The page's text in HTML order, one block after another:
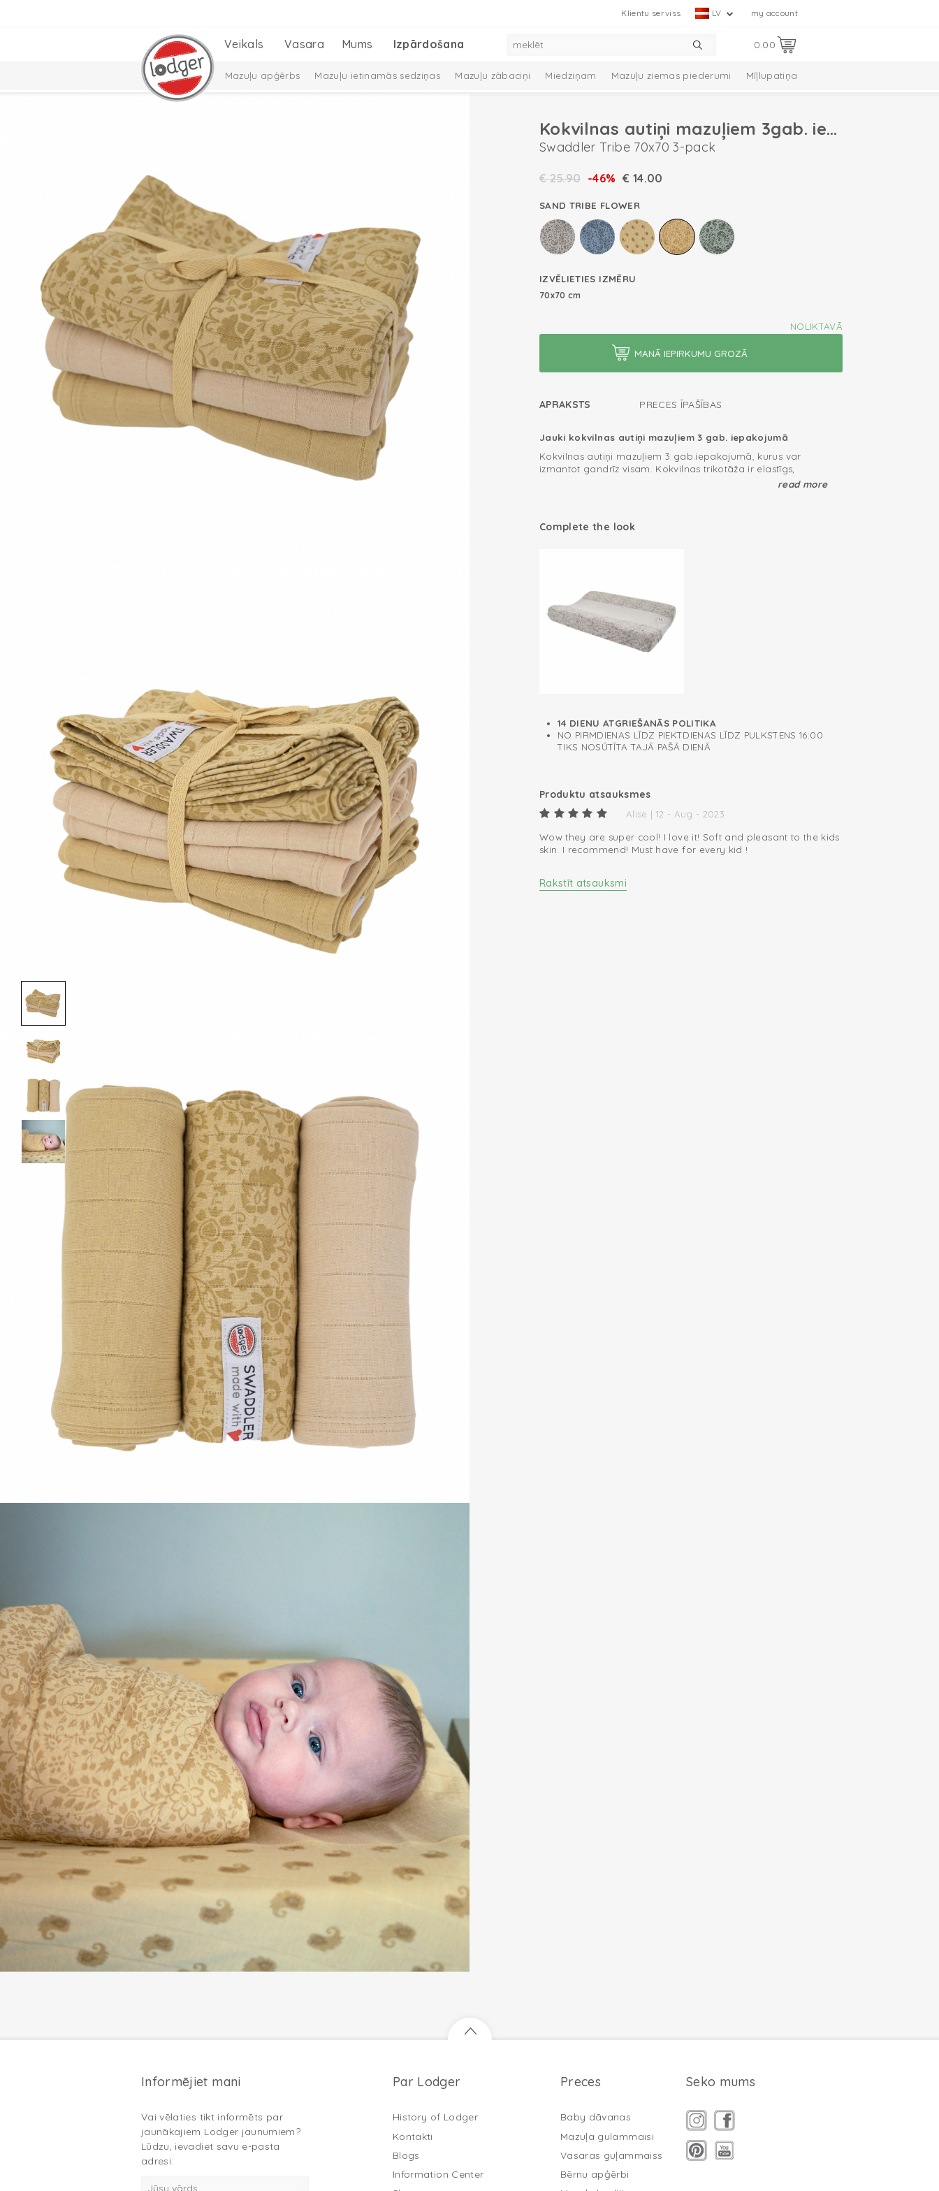
my account
LV
Klientu serviss
0.00
Veikals Vasara Mums Izpārdošana
Mazuļu apģērbs Mazuļu ietinamās sedziņas Mazuļu zābaciņi Miedziņam Mazuļu ziemas piederumi Mīļlupatiņa
Kokvilnas autiņi mazuļiem 3gab. iepakojumā
Swaddler Tribe 70x70 3-pack
€25.90 -46% € 14.00
SAND TRIBE FLOWER
IZVĒLIETIES IZMĒRU
70x70 cm
NOLIKTAVĀ
APRAKSTS PRECES ĪPAŠĪBAS
Jauki kokvilnas autiņi mazuļiem 3 gab. iepakojumā
Kokvilnas autiņi mazuļiem 3 gab.iepakojumā, kurus var
izmantot gandrīz visam. Kokvilnas trikotāža ir elastīgs,
elpojošs un absorbējošs materiāls. Jūs neatradīsiet citus
drāniņu, mīļlupatiņu vai pārvalku. Šis 3 gab. kokvilnas autiņu
read more
Complete the look
14 DIENU ATGRIEŠANĀS POLITIKA
NO PIRMDIENAS LĪDZ PIEKTDIENAS LĪDZ PULKSTENS 16:00
TIKS NOSŪTĪTA TAJĀ PAŠĀ DIENĀ
Produktu atsauksmes
Alise | 12 - Aug - 2023
Wow they are super cool! I love it! Soft and pleasant to the kids
skin. I recommend! Must have for every kid !
Rakstīt atsauksmi
Informējiet mani
Vai vēlaties tikt informēts par
jaunākajiem Lodger jaunumiem?
Lūdzu, ievadiet savu e-pasta
adresi:
Par Lodger
History of Lodger
Kontakti
Blogs
Information Center
Preces
Baby dāvanas
Mazuļa gulammaisi
Vasaras guļammaiss
Bērnu apģērbi
Seko mums